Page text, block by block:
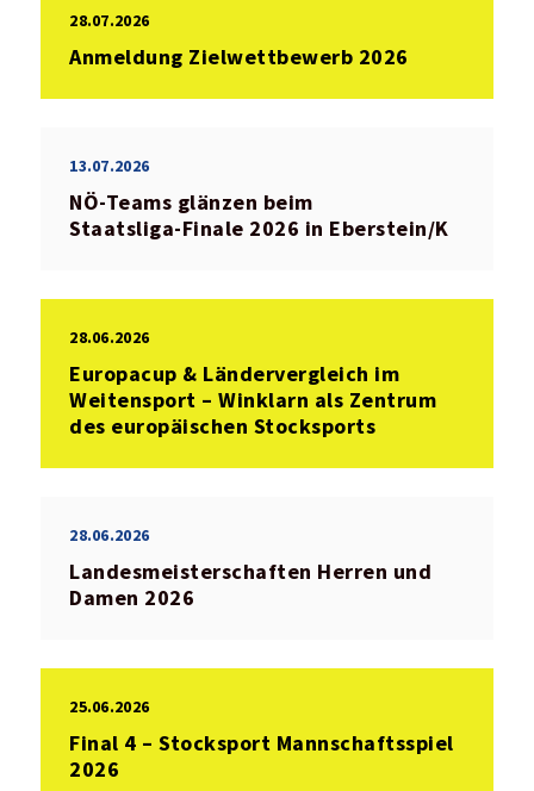
28.07.2026
Anmeldung Zielwettbewerb 2026
13.07.2026
NÖ‑Teams glänzen beim
Staatsliga‑Finale 2026 in Eberstein/K
28.06.2026
Europacup & Ländervergleich im
Weitensport – Winklarn als Zentrum
des europäischen Stocksports
28.06.2026
Landesmeisterschaften Herren und
Damen 2026
25.06.2026
Final 4 – Stocksport Mannschaftsspiel
2026